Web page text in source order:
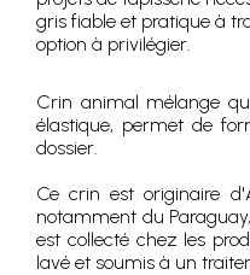
gris fiable et pratique à
option à privilégier.
Crin animal mélange
élastique, permet de
dossier.
Ce crin est originaire
notamment du
est collecté chez les
lavé et soumis à un